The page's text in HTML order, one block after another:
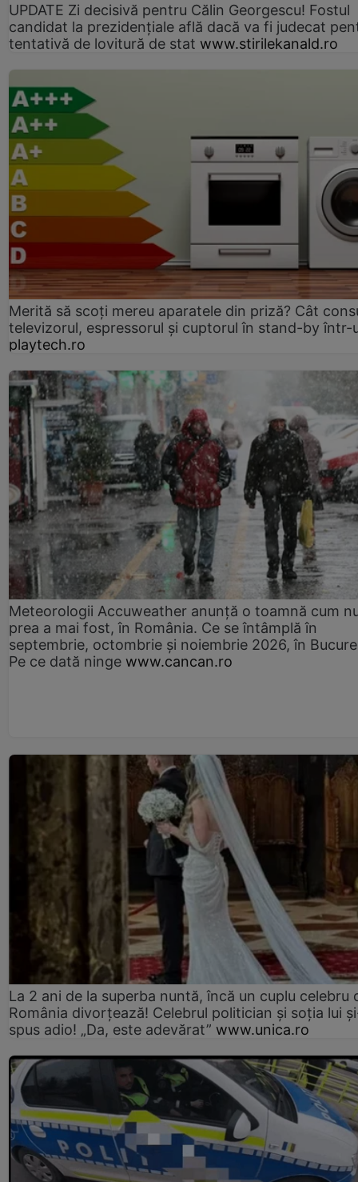
UPDATE Zi decisivă pentru Călin Georgescu! Fostul
candidat la prezidențiale află dacă va fi judecat
tentativă de lovitură de stat www.stirilekanald.ro
Merită să scoți mereu aparatele din priză? Cât
televizorul, espressorul și cuptorul în stand-by într-
playtech.ro
Meteorologii Accuweather anunță o toamnă cum
prea a mai fost, în România. Ce se întâmplă în
septembrie, octombrie și noiembrie 2026, în
Pe ce dată ninge www.cancan.ro
La 2 ani de la superba nuntă, încă un cuplu celebru
România divorțează! Celebrul politician și soția lui
spus adio! „Da, este adevărat” www.unica.ro